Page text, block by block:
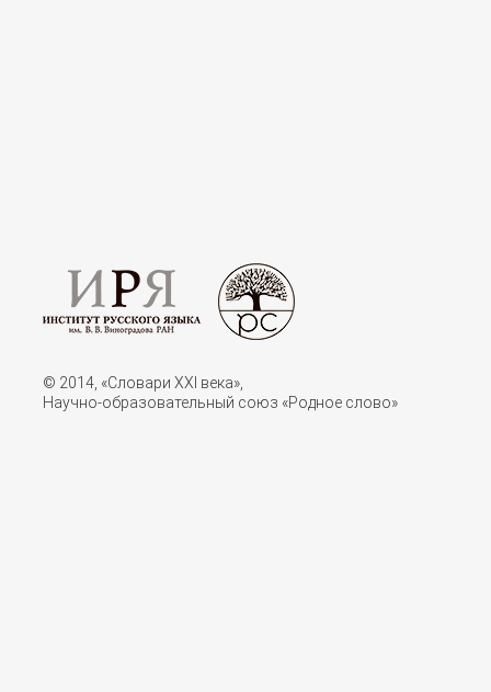
© 2014, «Словари XXI векa»,
Научно-образовательный союз «Родное слово»